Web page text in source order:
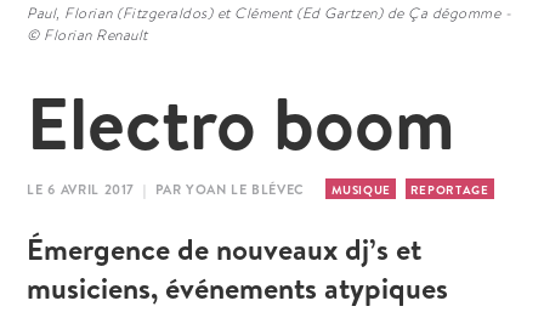
Paul, Florian (Fitzgeraldos) et Clément (Ed Gartzen) de Ça dégomme -
© Florian Renault
Electro boom
LE 6 AVRIL 2017 | PAR YOAN LE BLÉVEC MUSIQUE REPORTAGE
Émergence de nouveaux dj’s et
musiciens, événements atypiques